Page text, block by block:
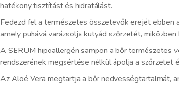
hatékony tisztítást és hidratálást.
Fedezd fel a természetes összetevők erejét ebben
amely puhává varázsolja kutyád szőrzetét, miközben
A SERUM hipoallergén sampon a bőr természetes
rendszerének megsértése nélkül ápolja a szőrzetet
Az Aloé Vera megtartja a bőr nedvességtartalmát,